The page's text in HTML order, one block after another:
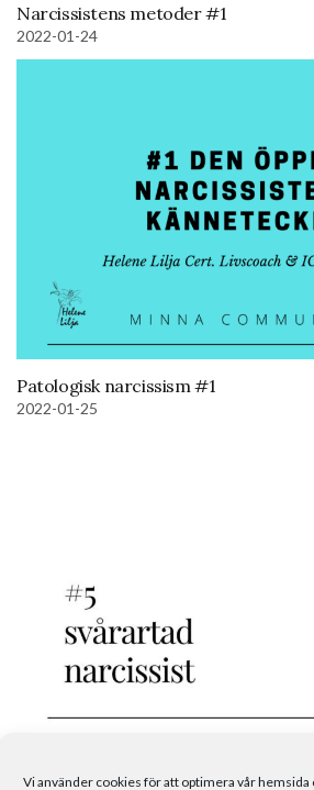
Vi använder cookies för att optimera vår hemsida
Narcissistens metoder #1
2022-01-24
Patologisk narcissism #1
2022-01-25